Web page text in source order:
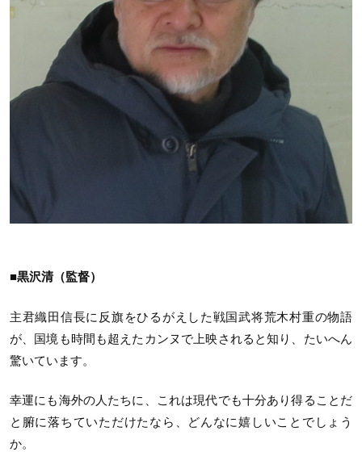
■黒沢清（監督）
主君織田信長に反旗をひるがえした戦国武将荒木村重の物語
が、国境も時間も超えたカンヌで上映されると知り、たいへん
驚いています。
幸運にも海外の人たちに、これは現代でも十分あり得ることだ
と腑に落ちていただけたなら、どんなに嬉しいことでしょう
か。